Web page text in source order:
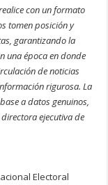
con un formato
tomen posición y
garantizando la
una época en donde
de noticias
rigurosa. La
a datos genuinos,
ejecutiva de
Electoral